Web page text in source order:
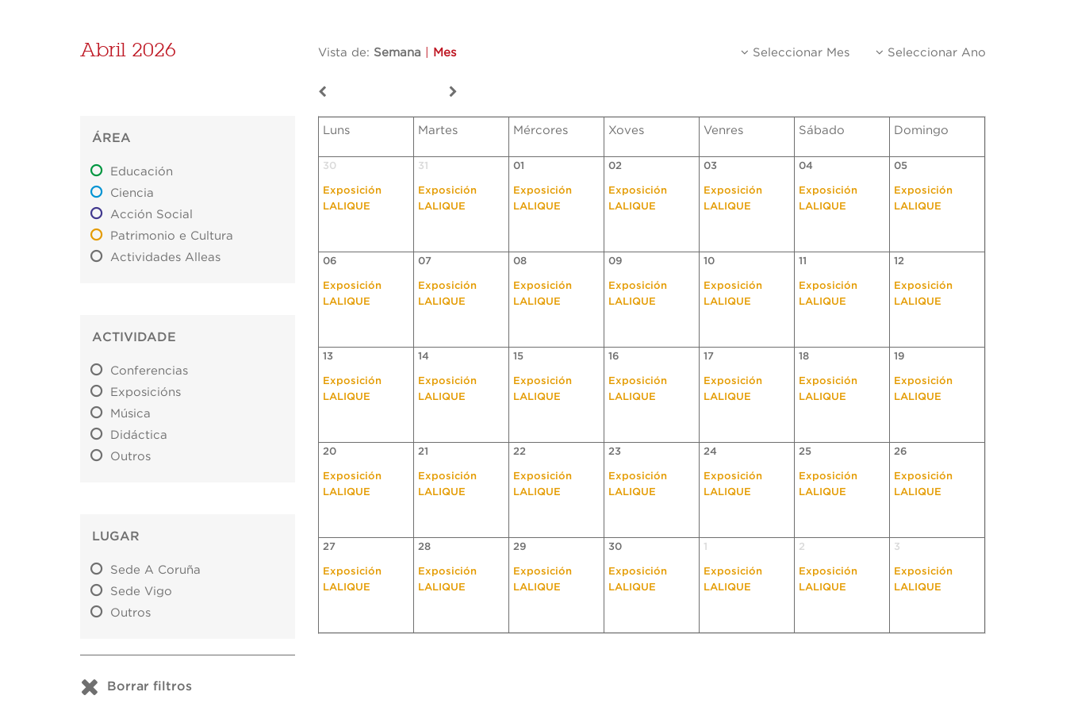
Abril 2026 Vista de: Semana Mes Seleccionar Mes Seleccionar Ano
ÁREA
Educación
Ciencia
Acción Social
Patrimonio e Cultura
Actividades Alleas
ACTIVIDADE
Conferencias
Exposicións
Música
Didáctica
Outros
LUGAR
Sede A Coruña
Sede Vigo
Outros
Borrar filtros
Luns Martes Mércores Xoves Venres Sábado Domingo
30
Exposición
LALIQUE
31
Exposición
LALIQUE
01
Exposición
LALIQUE
02
Exposición
LALIQUE
03
Exposición
LALIQUE
04
Exposición
LALIQUE
05
Exposición
LALIQUE
06
Exposición
LALIQUE
07
Exposición
LALIQUE
08
Exposición
LALIQUE
09
Exposición
LALIQUE
10
Exposición
LALIQUE
11
Exposición
LALIQUE
12
Exposición
LALIQUE
13
Exposición
LALIQUE
14
Exposición
LALIQUE
15
Exposición
LALIQUE
16
Exposición
LALIQUE
17
Exposición
LALIQUE
18
Exposición
LALIQUE
19
Exposición
LALIQUE
20
Exposición
LALIQUE
21
Exposición
LALIQUE
22
Exposición
LALIQUE
23
Exposición
LALIQUE
24
Exposición
LALIQUE
25
Exposición
LALIQUE
26
Exposición
LALIQUE
27
Exposición
LALIQUE
28
Exposición
LALIQUE
29
Exposición
LALIQUE
30
Exposición
LALIQUE
1
Exposición
LALIQUE
2
Exposición
LALIQUE
3
Exposición
LALIQUE